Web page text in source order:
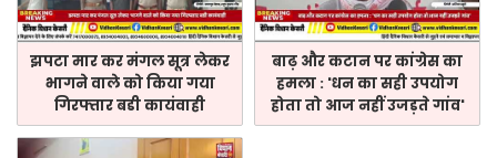
झपटा मार कर मंगल सूत्र लेकर
भागने वाले को किया गया
गिरफ्तार बडी कायंवाही
बाढ़ और कटान पर कांग्रेस का
हमला : 'धन का सही उपयोग
होता तो आज नहीं उजड़ते गांव'